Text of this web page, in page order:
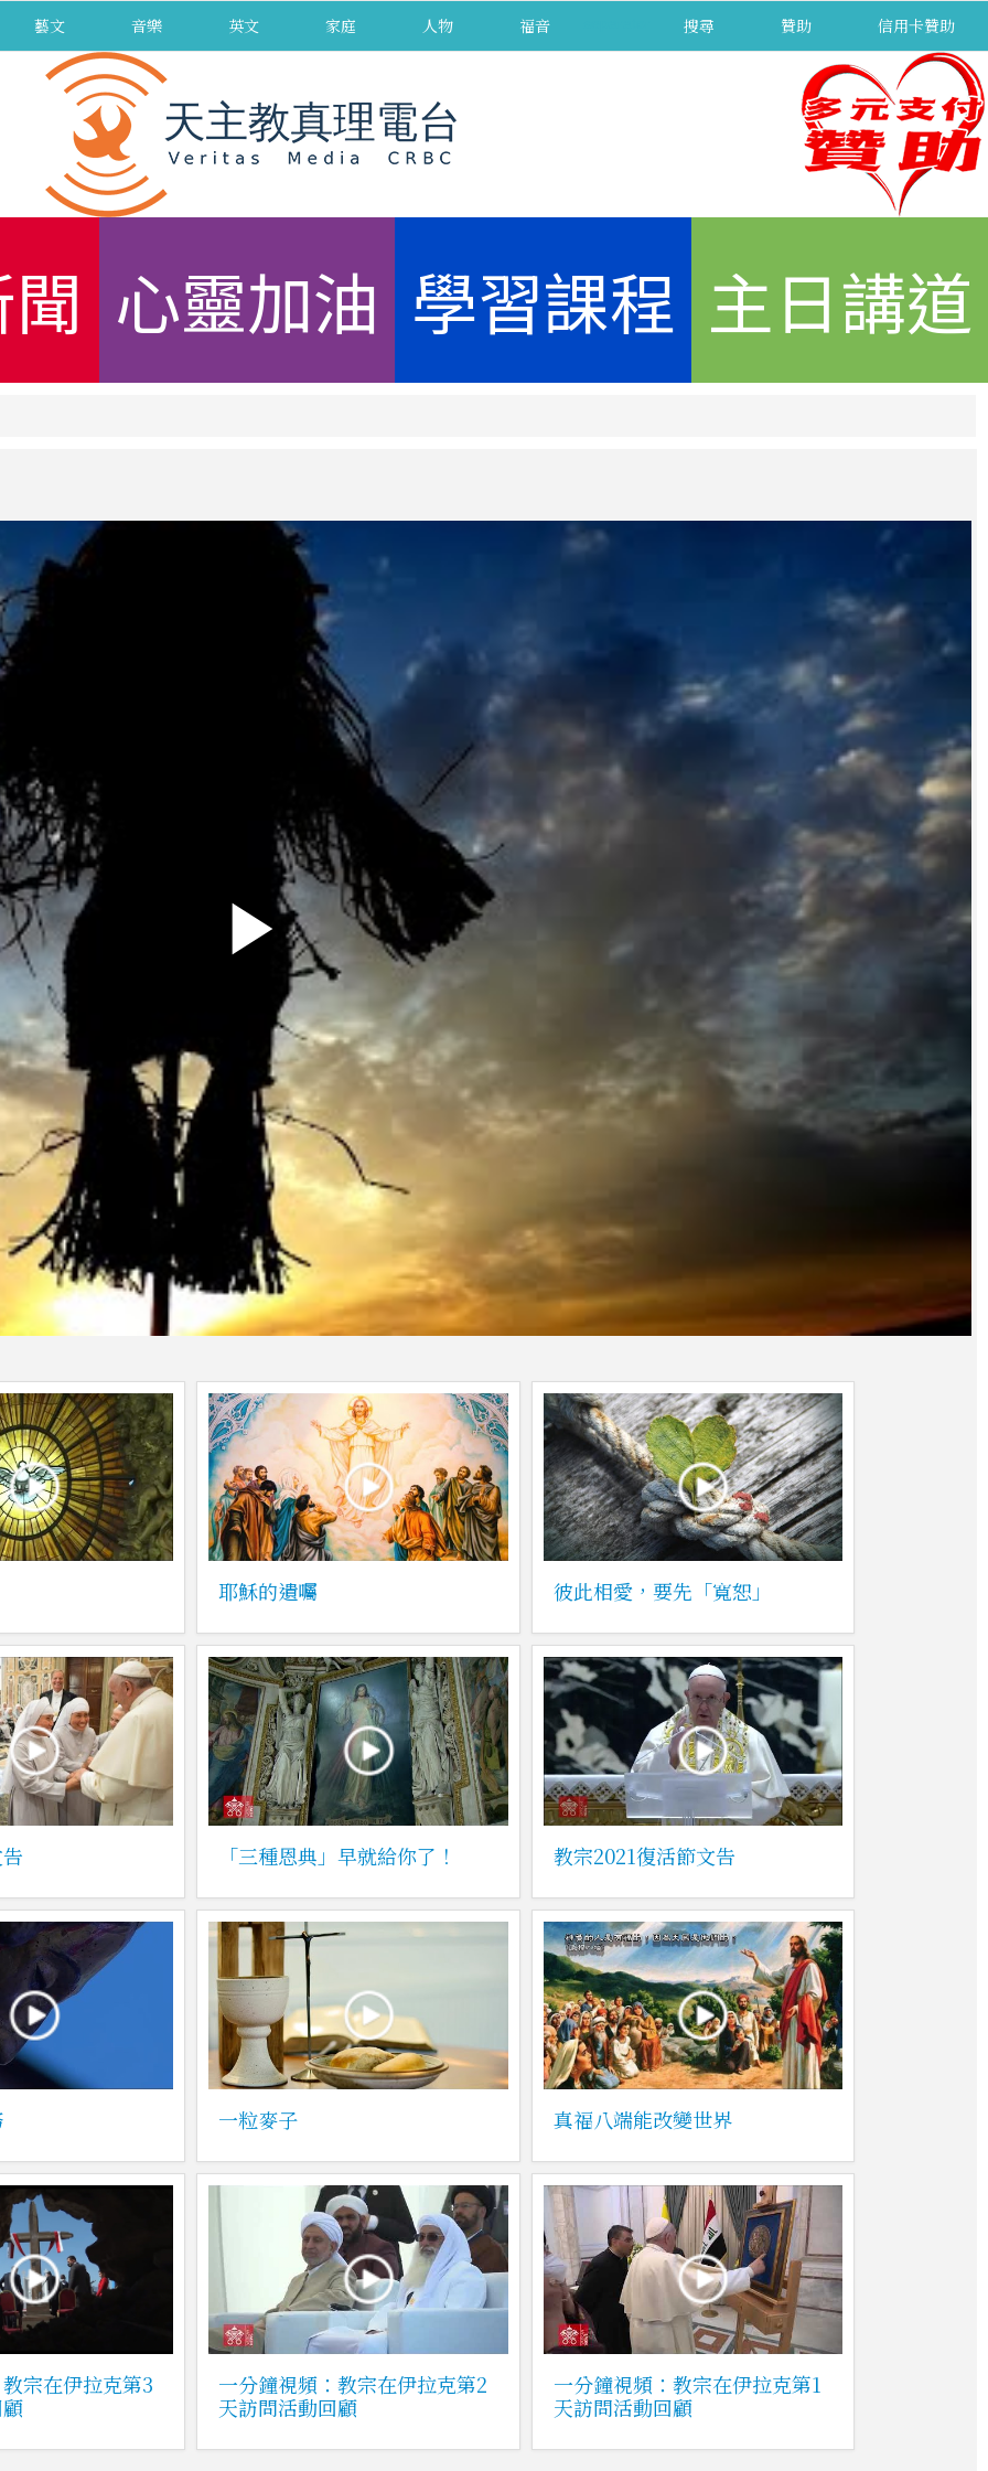
藝文 音樂 英文 家庭 人物 福音 搜尋 贊助 信用卡贊助
心靈加油 學習課程 主日講道
耶穌的遺囑 彼此相愛，要先「寬恕」
「三種恩典」早就給你了！ 教宗2021復活節文告
一粒麥子 真福八端能改變世界
宗在伊拉克第3
一分鐘視頻：教宗在伊拉克第2
天訪問活動回顧
一分鐘視頻：教宗在伊拉克第1
天訪問活動回顧